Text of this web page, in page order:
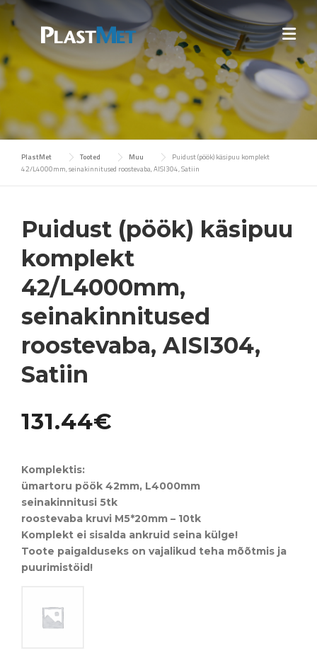
Skip
content
PlastMet Tooted Muu
Puidust (pöök) käsipuu komplekt
42/L4000mm, seinakinnitused roostevaba, AISI304, Satiin
Puidust (pöök) käsipuu
komplekt
42/L4000mm,
seinakinnitused
roostevaba, AISI304,
Satiin
131.44€
Komplektis:
ümartoru pöök 42mm, L4000mm
seinakinnitusi 5tk
roostevaba kruvi M5*20mm – 10tk
Komplekt ei sisalda ankruid seina külge!
Toote paigalduseks on vajalikud teha mõõtmis ja
puurimistöid!